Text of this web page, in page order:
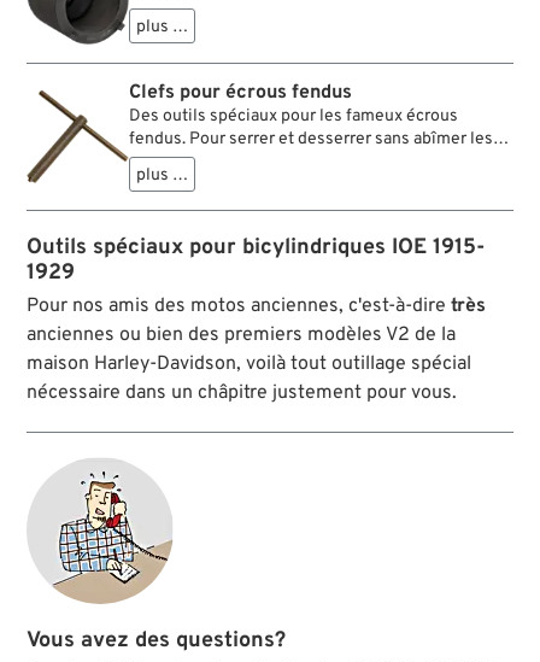
plus …
Clefs pour écrous fendus
Des outils spéciaux pour les fameux écrous
fendus. Pour serrer et desserrer sans abîmer les
écrous ou les poignets.
plus …
Outils spéciaux pour bicylindriques IOE 1915-
1929
Pour nos amis des motos anciennes, c'est-à-diretrès
anciennes ou bien des premiers modèles V2 de la
maison Harley-Davidson, voilà tout outillage spécial
nécessaire dans un châpitre justement pour vous.
Vous avez des questions?